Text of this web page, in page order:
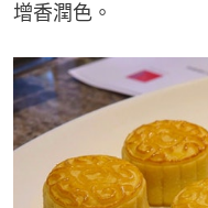
增香潤色。